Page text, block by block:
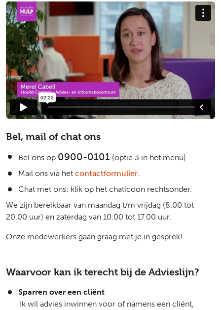
Bel, mail of chat ons
Bel ons op 0900-0101 (optie 3 in het menu).
Mail ons via het contactformulier
Chat met ons: klik op het chaticoon rechtsonder.
We zijn bereikbaar van maandag t/m vrijdag (8.00 tot
20.00 uur) en zaterdag van 10.00 tot 17.00 uur.
Onze medewerkers gaan graag met je in gesprek!
Waarvoor kan ik terecht bij de Advieslijn?
Sparren over een cliënt
'Ik wil advies inwinnen voor of namens een cliënt,